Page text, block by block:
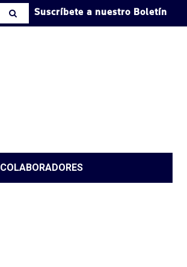
Suscríbete a nuestro Boletín
COLABORADORES